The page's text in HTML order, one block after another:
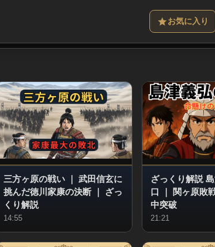
お気に入り
三方ヶ原の戦い｜ 武田信玄に
挑んだ徳川家康の決断｜
ざっ
くり解説
14:55
ざっくり解説
口
｜
関ヶ原敗
中突破
21:21